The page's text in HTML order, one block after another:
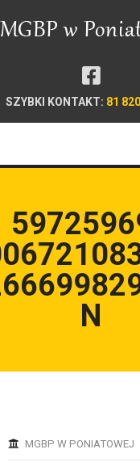
SZYBKI KONTAKT: 81
N
MGBP W PONIATOWEJ